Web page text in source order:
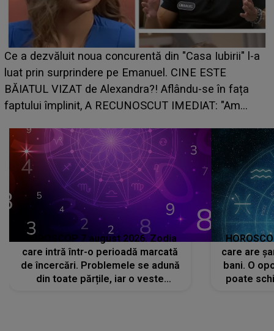
Ce a dezvăluit noua concurentă din "Casa Iubirii" l-a
luat prin surprindere pe Emanuel. CINE ESTE
BĂIATUL VIZAT de Alexandra?! Aflându-se în fața
faptului împlinit, A RECUNOSCUT IMEDIAT: "Am
HOROSCOP 7 august 2026. Zodia
care intră într-o perioadă marcată
de încercări. Problemele se adună
din toate părțile, iar o veste
care are
bani. O
poate